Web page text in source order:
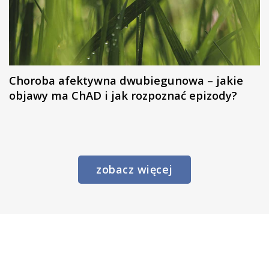
Choroba afektywna dwubiegunowa – jakie
objawy ma ChAD i jak rozpoznać epizody?
zobacz więcej